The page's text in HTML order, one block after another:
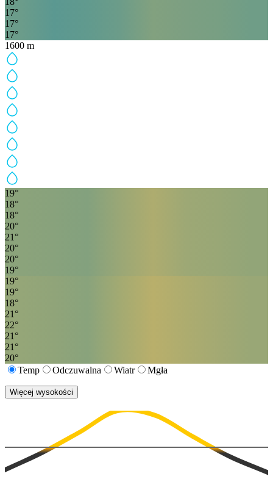
17°
17°
17°
1600 m
19°
18°
18°
20°
21 °
20°
20°
19°
19°
19°
18°
21 °
22°
21 °
21 °
20°
Temp
Odczuwalna Wiatr Mgła
Więcej wysokości